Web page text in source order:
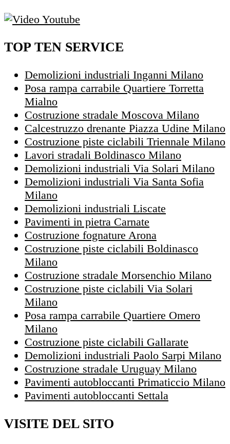
TOP TEN SERVICE
Demolizioni industriali Inganni Milano
Posa rampa carrabile Quartiere Torretta
Mialno
Costruzione stradale Moscova Milano
Calcestruzzo drenante Piazza Udine Milano
Costruzione piste ciclabili Triennale Milano
Lavori stradali Boldinasco Milano
Demolizioni industriali Via Solari Milano
Demolizioni industriali Via Santa Sofia
Milano
Demolizioni industriali Liscate
Pavimenti in pietra Carnate
Costruzione fognature Arona
Costruzione piste ciclabili Boldinasco
Milano
Costruzione stradale Morsenchio Milano
Costruzione piste ciclabili Via Solari
Milano
Posa rampa carrabile Quartiere Omero
Milano
Costruzione piste ciclabili Gallarate
Demolizioni industriali Paolo Sarpi Milano
Costruzione stradale Uruguay Milano
Pavimenti autobloccanti Primaticcio Milano
Pavimenti autobloccanti Settala
VISITE DEL SITO